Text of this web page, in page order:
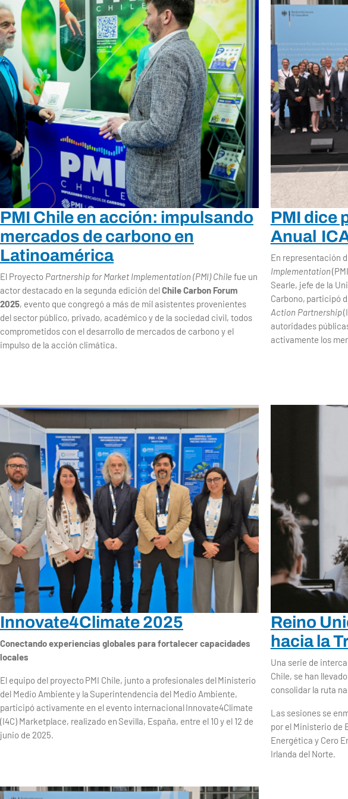
PMI Chile en acción: impulsando
mercados de carbono en
Latinoamérica
El Proyecto Partnership for Market Implementation (PMI) Chile fue un
actor destacado en la segunda edición delChile Carbon Forum
2025, evento que congregó a más de mil asistentes provenientes
del sector público, privado, académico y de la sociedad civil, todos
comprometidos con el desarrollo de mercados de carbono y el
impulso de la acción climática.
PMI dice
Anual
En representación
Implementation
Searle, jefe de la
Carbono, participó
Action Partnership
autoridades
activamente los
Innovate4Climate 2025
Conectando experiencias globales para fortalecer capacidades
locales
El equipo del proyecto PMI Chile, junto a profesionales del Ministerio
del Medio Ambiente y la Superintendencia del Medio Ambiente,
participó activamente en el evento internacional Innovate4Climate
(I4C) Marketplace, realizado en Sevilla, España, entre el 10 y el 12 de
junio de 2025.
Reino
hacia la
Una serie de
Chile, se han
consolidar la ruta
Las sesiones se
por el Ministerio de
Energética y Cero
Irlanda del Norte.